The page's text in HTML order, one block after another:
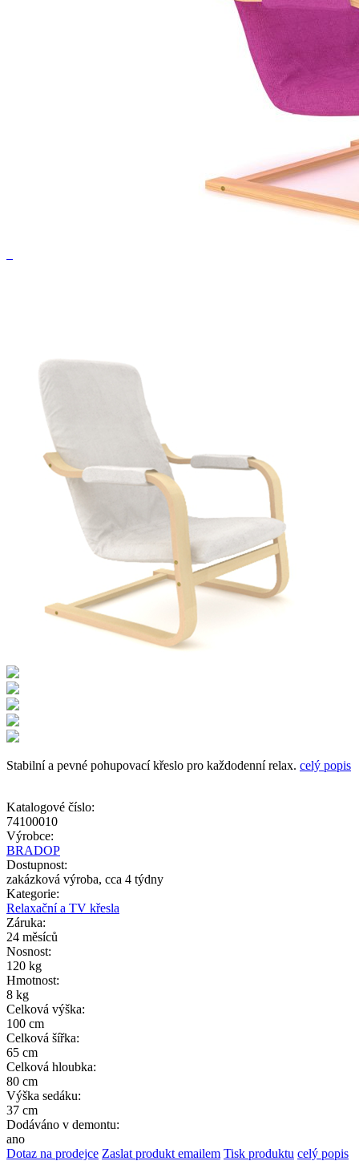
Stabilní a pevné pohupovací křeslo pro každodenní relax. celý popis
Katalogové číslo:
74100010
Výrobce:
BRADOP
Dostupnost:
zakázková výroba, cca 4 týdny
Kategorie:
Relaxační a TV křesla
Záruka:
24 měsíců
Nosnost:
120 kg
Hmotnost:
8 kg
Celková výška:
100 cm
Celková šířka:
65 cm
Celková hloubka:
80 cm
Výška sedáku:
37 cm
Dodáváno v demontu:
ano
Dotaz na prodejce Zaslat produkt emailem Tisk produktu celý popis